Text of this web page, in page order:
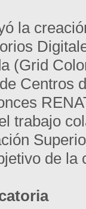
la
(Grid
Centros
trabajo
de la